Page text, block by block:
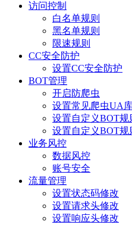
访问控制
白名单规则
黑名单规则
限速规则
CC安全防护
设置CC安全防护
BOT管理
开启防爬虫
设置常见爬虫UA
设置自定义BOT规
设置自定义BOT规
业务风控
数据风控
账号安全
流量管理
设置状态码修改
设置请求头修改
设置响应头修改